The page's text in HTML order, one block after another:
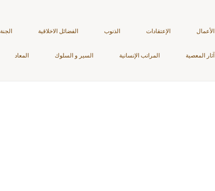
الأعمال الإعتقادات الذنوب الفضائل الاخلاقية الجنة
آثار المعصية المراتب الإنسانية السير و السلوك المعاد